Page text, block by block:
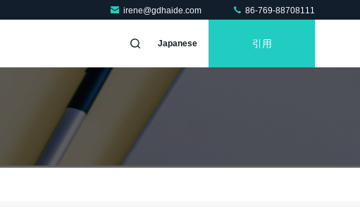
irene@gdhaide.com 86-769-88708111
Japanese 引用